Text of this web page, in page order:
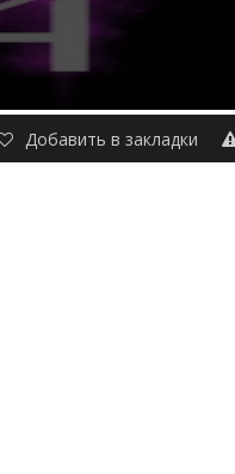
Добавить в закладки